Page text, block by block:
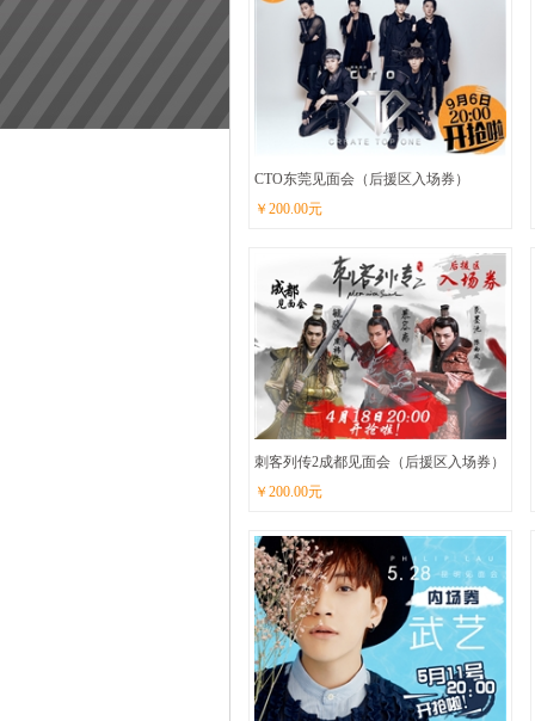
CTO东莞见面会（后援区入场券）
￥ 200.00元
刺客列传2成都见面会（后援区入场券）
￥ 200.00元